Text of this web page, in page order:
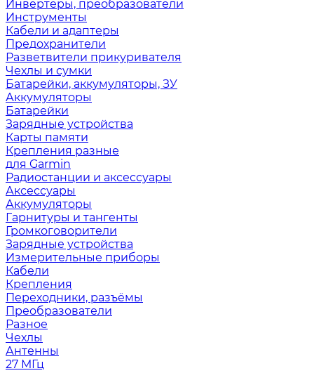
Инвертеры, преобразователи
Инструменты
Кабели и адаптеры
Предохранители
Разветвители прикуривателя
Чехлы и сумки
Батарейки, аккумуляторы, ЗУ
Аккумуляторы
Батарейки
Зарядные устройства
Карты памяти
Крепления разные
для Garmin
Радиостанции и аксессуары
Аксессуары
Аккумуляторы
Гарнитуры и тангенты
Громкоговорители
Зарядные устройства
Измерительные приборы
Кабели
Крепления
Переходники, разъёмы
Преобразователи
Разное
Чехлы
Антенны
27 МГц